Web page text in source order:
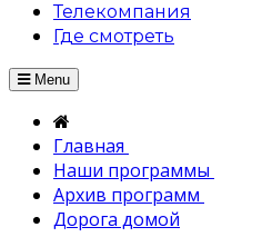
Телекомпания
Где смотреть
Menu
Главная
Наши программы
Архив программ
Дорога домой